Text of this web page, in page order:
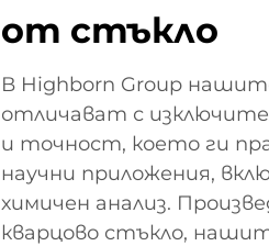
от стъкло
В Highborn Group
отличават с
и точност, което ги
научни приложения,
химичен анализ.
кварцово стъкло,